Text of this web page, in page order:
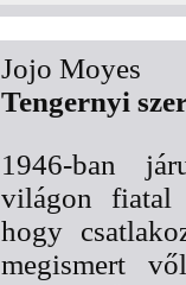
Jojo Moyes
Tengernyi
1946-ban
világon fiatal
hogy
megismert